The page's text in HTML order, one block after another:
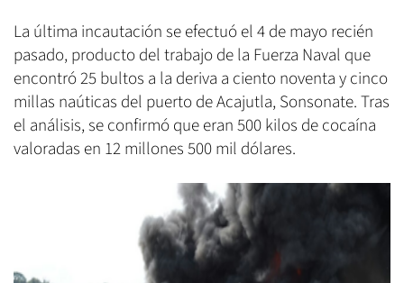
La última incautación se efectuó el 4 de mayo recién
pasado, producto del trabajo de la Fuerza Naval que
encontró 25 bultos a la deriva a ciento noventa y cinco
millas naúticas del puerto de Acajutla, Sonsonate. Tras
el análisis, se confirmó que eran 500 kilos de cocaína
valoradas en 12 millones 500 mil dólares.